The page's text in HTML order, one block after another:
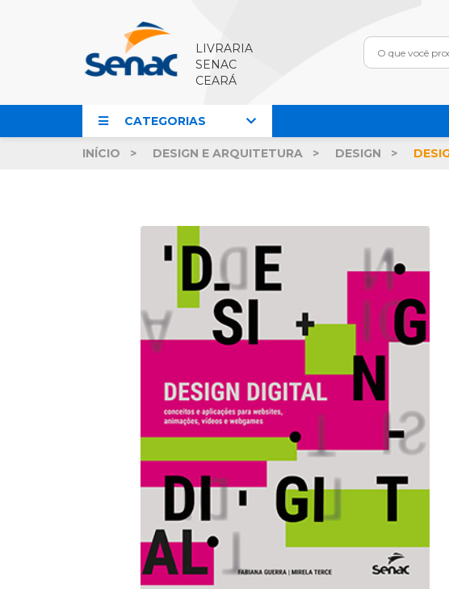
LIVRARIA
SENAC
CEARÁ
CATEGORIAS
INÍCIO DESIGN E ARQUITETURA DESIGN